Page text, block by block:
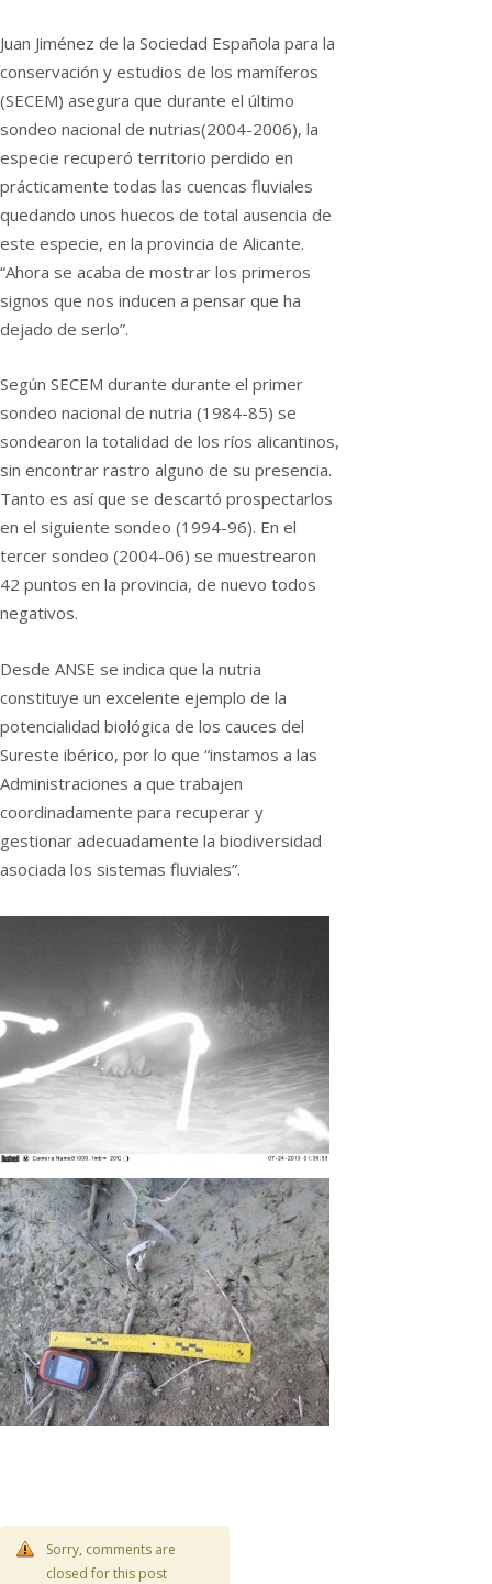
Juan Jiménez de la Sociedad Española para la
conservación y estudios de los mamíferos
(SECEM) asegura que durante el último
sondeo nacional de nutrias(2004-2006), la
especie recuperó territorio perdido en
prácticamente todas las cuencas fluviales
quedando unos huecos de total ausencia de
este especie, en la provincia de Alicante.
“Ahora se acaba de mostrar los primeros
signos que nos inducen a pensar que ha
dejado de serlo”.
Según SECEM durante durante el primer
sondeo nacional de nutria (1984-85) se
sondearon la totalidad de los ríos alicantinos,
sin encontrar rastro alguno de su presencia.
Tanto es así que se descartó prospectarlos
en el siguiente sondeo (1994-96). En el
tercer sondeo (2004-06) se muestrearon
42 puntos en la provincia, de nuevo todos
negativos.
Desde ANSE se indica que la nutria
constituye un excelente ejemplo de la
potencialidad biológica de los cauces del
Sureste ibérico, por lo que “instamos a las
Administraciones a que trabajen
coordinadamente para recuperar y
gestionar adecuadamente la biodiversidad
asociada los sistemas fluviales”.
Sorry, comments are
closed for this post